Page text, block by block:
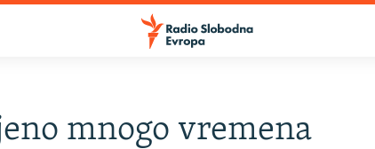
mnogo vremena